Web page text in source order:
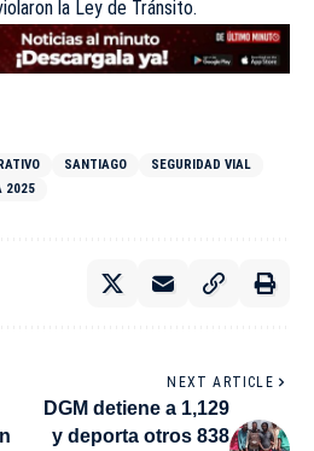
la Ley de Tránsito.
SANTIAGO
SEGURIDAD VIAL
2025
NEXT ARTICLE
DGM detiene a 1,129
y deporta otros 838